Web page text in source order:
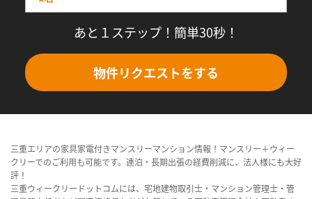
あと１ステップ！簡単30秒！
物件リクエストをする
三重エリアの家具家電付きマンスリーマンション情報！マンスリー＋ウィー
クリーでのご利用も可能です。連泊・長期出張の経費削減に、法人様にも大好
評！
三重ウィークリードットコムには、宅地建物取引士・マンション管理士・管